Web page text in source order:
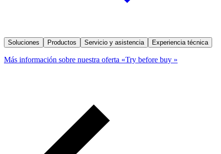
Soluciones Productos Servicio y asistencia Experiencia técnica
Más información sobre nuestra oferta «Try before buy »